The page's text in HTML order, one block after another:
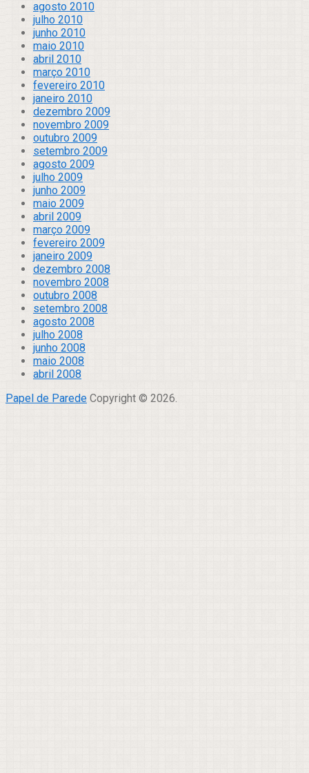
agosto 2010
julho 2010
junho 2010
maio 2010
abril 2010
março 2010
fevereiro 2010
janeiro 2010
dezembro 2009
novembro 2009
outubro 2009
setembro 2009
agosto 2009
julho 2009
junho 2009
maio 2009
abril 2009
março 2009
fevereiro 2009
janeiro 2009
dezembro 2008
novembro 2008
outubro 2008
setembro 2008
agosto 2008
julho 2008
junho 2008
maio 2008
abril 2008
Papel de Parede Copyright © 2026.